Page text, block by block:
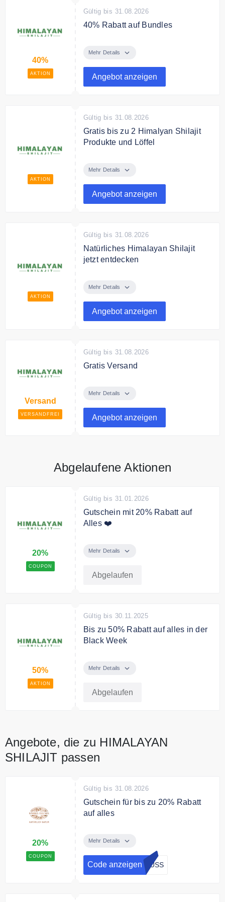
40%
AKTION
Gültig bis 31.08.2026
40% Rabatt auf Bundles
Bundles
solange der Vorat reicht
Mehr Details
Angebot anzeigen
AKTION
Gültig bis 31.08.2026
Gratis bis zu 2 Himalyan Shilajit
Produkte und Löffel
von Himalayan Shilajit bis zu 2
Mehr Details
Angebot anzeigen
AKTION
Gültig bis 31.08.2026
Natürliches Himalayan Shilajit
jetzt entdecken
Himalayan Shilajit zum fairen
Mehr Details
Angebot anzeigen
Versand
VERSANDFREI
Gültig bis 31.08.2026
Gratis Versand
versandkostenfrei alle
Mehr Details
Angebot anzeigen
Abgelaufene Aktionen
20%
COUPON
Gültig bis 31.01.2026
Gutschein mit 20% Rabatt auf
Alles ❤️
20% auf Alles
Mehr Details
Abgelaufen
50%
AKTION
Gültig bis 30.11.2025
Bis zu 50% Rabatt auf alles in der
Black Week
Himalayan Shilajit Angebote in der
Mehr Details
Abgelaufen
Angebote, die zu HIMALAYAN
SHILAJIT passen
20%
COUPON
Gültig bis 31.08.2026
Gutschein für bis zu 20% Rabatt
auf alles
jeder Bestellung und 20% Rabatt
ab 70€ Mindestbestellwert.
Mehr Details
Code anzeigen RUSS